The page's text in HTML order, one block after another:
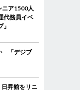
ニア1500人
代務員イベ
「デジブ
昇館をリニ